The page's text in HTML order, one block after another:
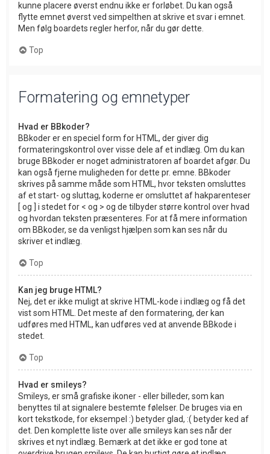
kunne placere øverst endnu ikke er forløbet. Du kan også
flytte emnet øverst ved simpelthen at skrive et svar i emnet.
Men følg boardets regler herfor, når du gør dette.
Top
Formatering og emnetyper
Hvad er BBkoder?
BBkoder er en speciel form for HTML, der giver dig
formateringskontrol over visse dele af et indlæg. Om du kan
bruge BBkoder er noget administratoren af boardet afgør. Du
kan også fjerne muligheden for dette pr. emne. BBkoder
skrives på samme måde som HTML, hvor teksten omsluttes
af et start- og sluttag, koderne er omsluttet af hakparenteser
[ og ] i stedet for < og > og de tilbyder større kontrol over hvad
og hvordan teksten præsenteres. For at få mere information
om BBkoder, se da venligst hjælpen som kan ses når du
skriver et indlæg.
Top
Kan jeg bruge HTML?
Nej, det er ikke muligt at skrive HTML-kode i indlæg og få det
vist som HTML. Det meste af den formatering, der kan
udføres med HTML, kan udføres ved at anvende BBkode i
stedet.
Top
Hvad er smileys?
Smileys, er små grafiske ikoner - eller billeder, som kan
benyttes til at signalere bestemte følelser. De bruges via en
kort tekstkode, for eksempel :) betyder glad, :( betyder ked af
det. Den komplette liste over alle smileys kan ses når der
skrives et nyt indlæg. Bemærk at det ikke er god tone at